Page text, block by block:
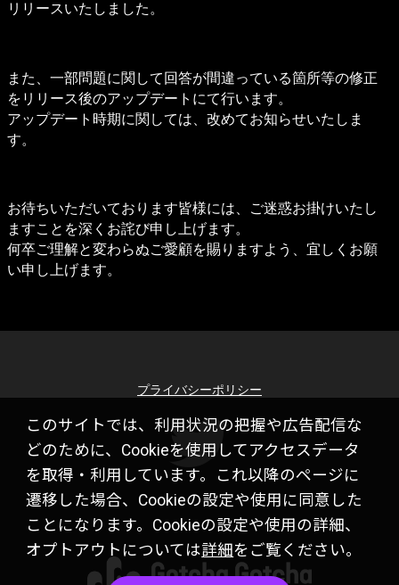
このサイトでは、利用状況の把握や広告配信な
どのために、Cookieを使用してアクセスデータ
を取得・利用しています。これ以降のページに
遷移した場合、Cookieの設定や使用に同意した
ことになります。Cookieの設定や使用の詳細、
オプトアウトについては詳細をご覧ください。
リリースいたしました。
また、一部問題に関して回答が間違っている箇所等の修正
をリリース後のアップデートにて行います。
アップデート時期に関しては、改めてお知らせいたしま
す。
お待ちいただいております皆様には、ご迷惑お掛けいたし
ますことを深くお詫び申し上げます。
何卒ご理解と変わらぬご愛顧を賜りますよう、宜しくお願
い申し上げます。
プライバシーポリシー